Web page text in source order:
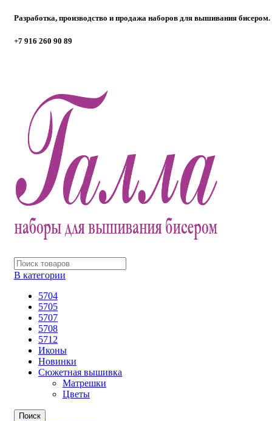
Разработка, производство и продажа наборов для вышивания бисером.
+7 916 260 90 89
В категории
5704
5705
5707
5708
5712
Иконы
Новинки
Сюжетная вышивка
Матрешки
Цветы
Поиск